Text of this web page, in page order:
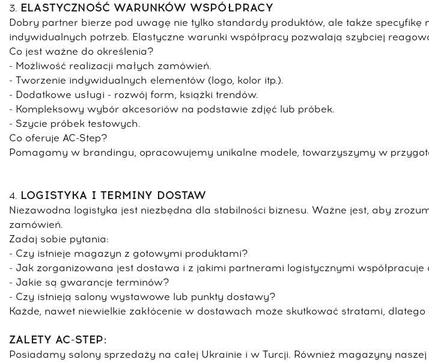
3. ELASTYCZNOŚĆ WARUNKÓW WSPÓŁPRACY
Dobry partner bierze pod uwagę nie tylko standardy produktów, ale także
indywidualnych potrzeb. Elastyczne warunki współpracy pozwalają szybciej
Co jest ważne do określenia?
- Możliwość realizacji małych zamówień.
- Tworzenie indywidualnych elementów (logo, kolor itp.).
- Dodatkowe usługi - rozwój form, książki trendów.
- Kompleksowy wybór akcesoriów na podstawie zdjęć lub próbek.
- Szycie próbek testowych.
Co oferuje AC-Step?
Pomagamy w brandingu, opracowujemy unikalne modele, towarzyszymy w
4. LOGISTYKA I TERMINY DOSTAW
Niezawodna logistyka jest niezbędna dla stabilności biznesu. Ważne jest, aby
zamówień.
Zadaj sobie pytania:
- Czy istnieje magazyn z gotowymi produktami?
- Jak zorganizowana jest dostawa i z jakimi partnerami logistycznymi współpracuje
- Jakie są gwarancje terminów?
- Czy istnieją salony wystawowe lub punkty dostawy?
Każde, nawet niewielkie zakłócenie w dostawach może skutkować stratami,
ZALETY AC-STEP:
Posiadamy salony sprzedaży na całej Ukrainie i w Turcji. Również magazyny